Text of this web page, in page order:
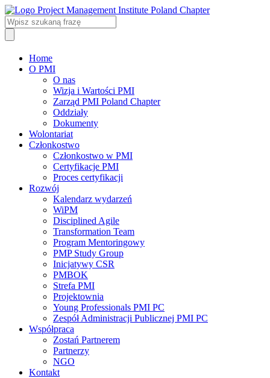
Home
O PMI
O nas
Wizja i Wartości PMI
Zarząd PMI Poland Chapter
Oddziały
Dokumenty
Wolontariat
Członkostwo
Członkostwo w PMI
Certyfikacje PMI
Proces certyfikacji
Rozwój
Kalendarz wydarzeń
WiPM
Disciplined Agile
Transformation Team
Program Mentoringowy
PMP Study Group
Inicjatywy CSR
PMBOK
Strefa PMI
Projektownia
Young Professionals PMI PC
Zespół Administracji Publicznej PMI PC
Współpraca
Zostań Partnerem
Partnerzy
NGO
Kontakt